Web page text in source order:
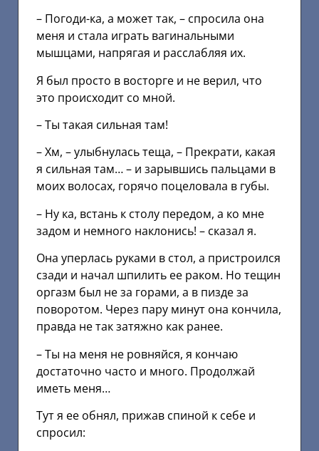
– Погоди-ка, а может так, – спросила она
меня и стала играть вагинальными
мышцами, напрягая и расслабляя их.
Я был просто в восторге и не верил, что
это происходит со мной.
– Ты такая сильная там!
– Хм, – улыбнулась теща, – Прекрати, какая
я сильная там… – и зарывшись пальцами в
моих волосах, горячо поцеловала в губы.
– Ну ка, встань к столу передом, а ко мне
задом и немного наклонись! – сказал я.
Она уперлась руками в стол, а пристроился
сзади и начал шпилить ее раком. Но тещин
оргазм был не за горами, а в пизде за
поворотом. Через пару минут она кончила,
правда не так затяжно как ранее.
– Ты на меня не ровняйся, я кончаю
достаточно часто и много. Продолжай
иметь меня…
Тут я ее обнял, прижав спиной к себе и
спросил: